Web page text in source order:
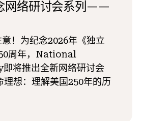
网络研讨会系列——
！为纪念2026年《独立
周年，National
将推出全新网络研讨会
想：理解美国250年的历